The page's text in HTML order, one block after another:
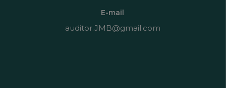
E-mail
auditor.JMB@gmail.com